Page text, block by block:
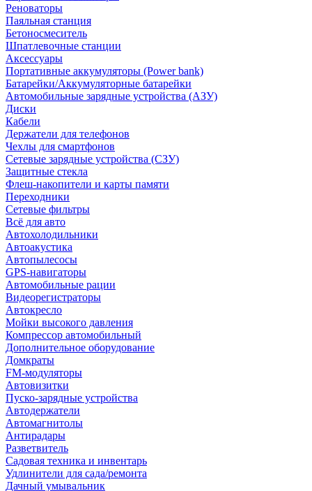
Реноваторы
Паяльная станция
Бетоносмеситель
Шпатлевочные станции
Аксессуары
Портативные аккумуляторы (Power bank)
Батарейки/Аккумуляторные батарейки
Автомобильные зарядные устройства (АЗУ)
Диски
Кабели
Держатели для телефонов
Чехлы для смартфонов
Сетевые зарядные устройства (СЗУ)
Защитные стекла
Флеш-накопители и карты памяти
Переходники
Сетевые фильтры
Всё для авто
Автохолодильники
Автоакустика
Автопылесосы
GPS-навигаторы
Автомобильные рации
Видеорегистраторы
Автокресло
Мойки высокого давления
Компрессор автомобильный
Дополнительное оборудование
Домкраты
FM-модуляторы
Автовизитки
Пуско-зарядные устройства
Автодержатели
Автомагнитолы
Антирадары
Разветвитель
Садовая техника и инвентарь
Удлинители для сада/ремонта
Дачный умывальник